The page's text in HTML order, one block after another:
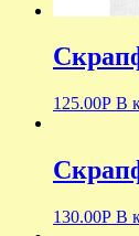
125.00Р В
130.00Р В